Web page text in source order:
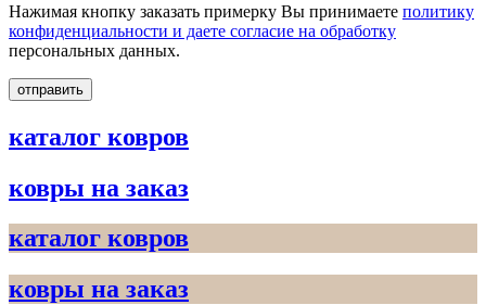
Нажимая кнопку заказать примерку Вы принимаете политику
конфиденциальности и даете согласие на обработку
персональных данных.
каталог ковров
ковры на заказ
каталог ковров
ковры на заказ